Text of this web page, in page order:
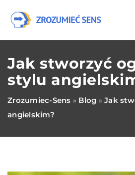
Jak stworzyć
stylu
Zrozumiec-Sens » Blog » Jak
angielskim?